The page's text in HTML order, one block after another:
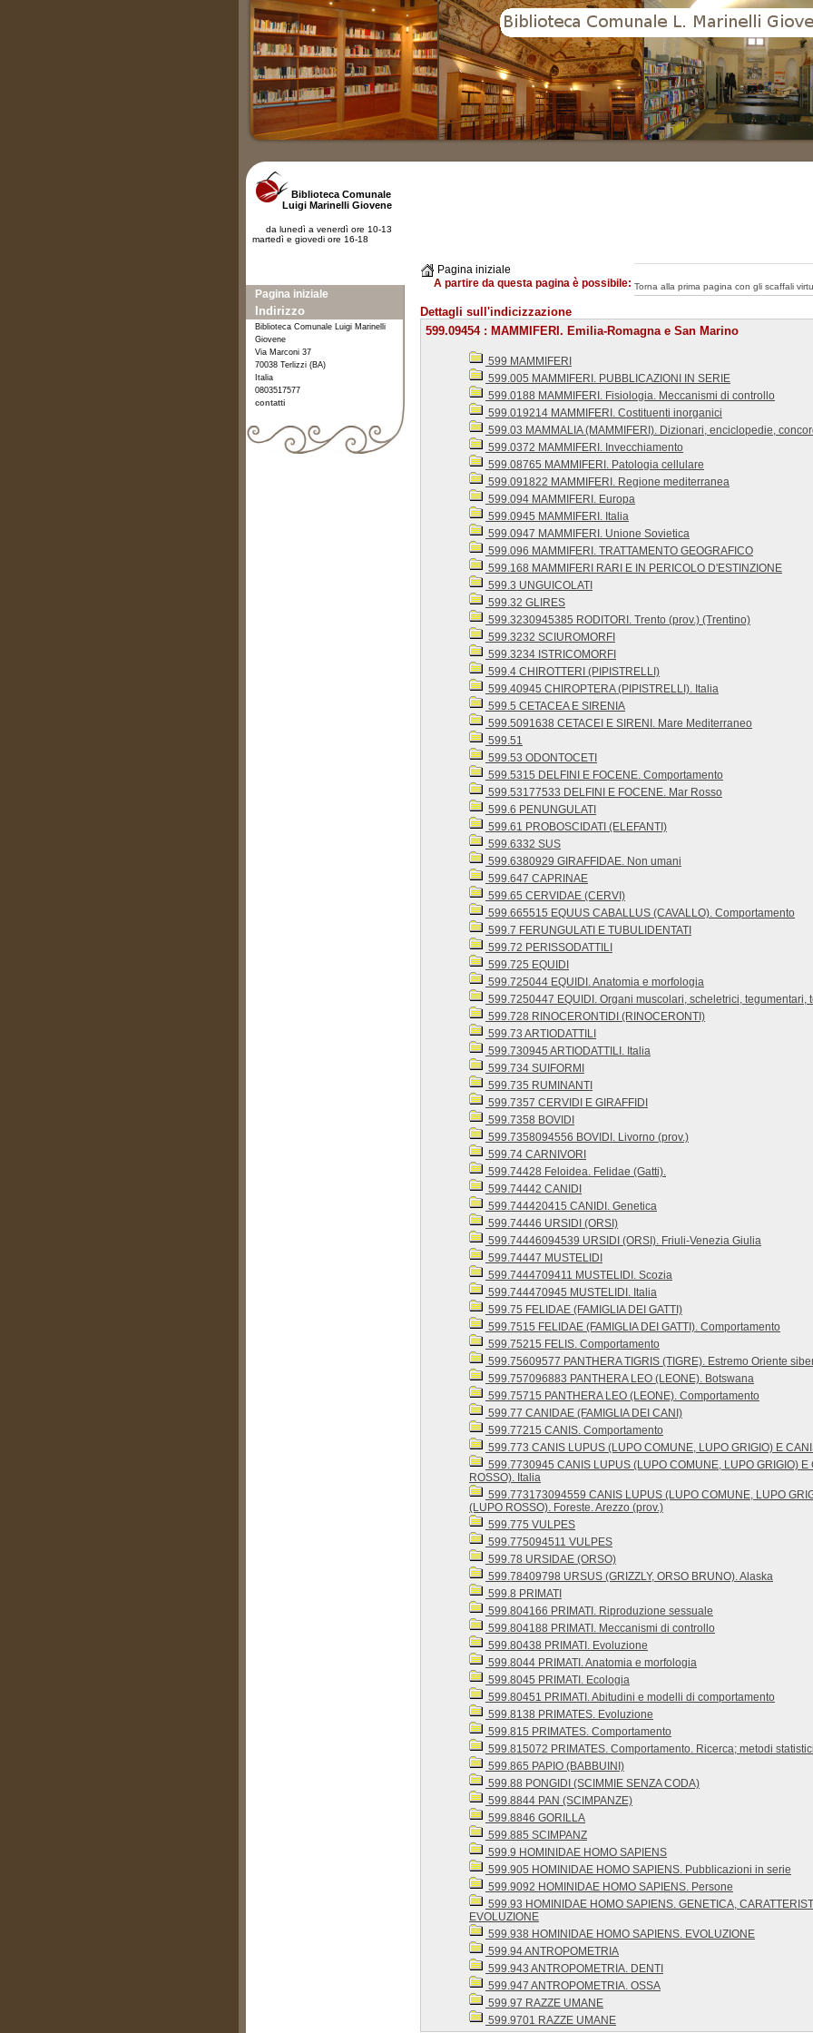
Pagina iniziale
A partire da questa pagina è possibile: Torna alla prima pagina con gli scaffali
Dettagli sull'indicizzazione
599.09454 : MAMMIFERI. Emilia-Romagna e San Marino
599 MAMMIFERI
599.005 MAMMIFERI. PUBBLICAZIONI IN SERIE
599.0188 MAMMIFERI. Fisiologia. Meccanismi di controllo
599.019214 MAMMIFERI. Costituenti inorganici
599.03 MAMMALIA (MAMMIFERI). Dizionari, enciclopedie,
599.0372 MAMMIFERI. Invecchiamento
599.08765 MAMMIFERI. Patologia cellulare
599.091822 MAMMIFERI. Regione mediterranea
599.094 MAMMIFERI. Europa
599.0945 MAMMIFERI. Italia
599.0947 MAMMIFERI. Unione Sovietica
599.096 MAMMIFERI. TRATTAMENTO GEOGRAFICO
599.168 MAMMIFERI RARI E IN PERICOLO D'ESTINZIONE
599.3 UNGUICOLATI
599.32 GLIRES
599.3230945385 RODITORI. Trento (prov.) (Trentino)
599.3232 SCIUROMORFI
599.3234 ISTRICOMORFI
599.4 CHIROTTERI (PIPISTRELLI)
599.40945 CHIROPTERA (PIPISTRELLI). Italia
599.5 CETACEA E SIRENIA
599.5091638 CETACEI E SIRENI. Mare Mediterraneo
599.51
599.53 ODONTOCETI
599.5315 DELFINI E FOCENE. Comportamento
599.53177533 DELFINI E FOCENE. Mar Rosso
599.6 PENUNGULATI
599.61 PROBOSCIDATI (ELEFANTI)
599.6332 SUS
599.6380929 GIRAFFIDAE. Non umani
599.647 CAPRINAE
599.65 CERVIDAE (CERVI)
599.665515 EQUUS CABALLUS (CAVALLO). Comportamento
599.7 FERUNGULATI E TUBULIDENTATI
599.72 PERISSODATTILI
599.725 EQUIDI
599.725044 EQUIDI. Anatomia e morfologia
599.7250447 EQUIDI. Organi muscolari, scheletrici, tegumentari,
599.728 RINOCERONTIDI (RINOCERONTI)
599.73 ARTIODATTILI
599.730945 ARTIODATTILI. Italia
599.734 SUIFORMI
599.735 RUMINANTI
599.7357 CERVIDI E GIRAFFIDI
599.7358 BOVIDI
599.7358094556 BOVIDI. Livorno (prov.)
599.74 CARNIVORI
599.74428 Feloidea. Felidae (Gatti).
599.74442 CANIDI
599.744420415 CANIDI. Genetica
599.74446 URSIDI (ORSI)
599.74446094539 URSIDI (ORSI). Friuli-Venezia Giulia
599.74447 MUSTELIDI
599.7444709411 MUSTELIDI. Scozia
599.744470945 MUSTELIDI. Italia
599.75 FELIDAE (FAMIGLIA DEI GATTI)
599.7515 FELIDAE (FAMIGLIA DEI GATTI). Comportamento
599.75215 FELIS. Comportamento
599.75609577 PANTHERA TIGRIS (TIGRE). Estremo Oriente
599.757096883 PANTHERA LEO (LEONE). Botswana
599.75715 PANTHERA LEO (LEONE). Comportamento
599.77 CANIDAE (FAMIGLIA DEI CANI)
599.77215 CANIS. Comportamento
599.773 CANIS LUPUS (LUPO COMUNE, LUPO GRIGIO) E
599.7730945 CANIS LUPUS (LUPO COMUNE, LUPO GRIGIO) E
ROSSO). Italia
599.773173094559 CANIS LUPUS (LUPO COMUNE, LUPO
(LUPO ROSSO). Foreste. Arezzo (prov.)
599.775 VULPES
599.775094511 VULPES
599.78 URSIDAE (ORSO)
599.78409798 URSUS (GRIZZLY, ORSO BRUNO). Alaska
599.8 PRIMATI
599.804166 PRIMATI. Riproduzione sessuale
599.804188 PRIMATI. Meccanismi di controllo
599.80438 PRIMATI. Evoluzione
599.8044 PRIMATI. Anatomia e morfologia
599.8045 PRIMATI. Ecologia
599.80451 PRIMATI. Abitudini e modelli di comportamento
599.8138 PRIMATES. Evoluzione
599.815 PRIMATES. Comportamento
599.815072 PRIMATES. Comportamento. Ricerca; metodi statistici
599.865 PAPIO (BABBUINI)
599.88 PONGIDI (SCIMMIE SENZA CODA)
599.8844 PAN (SCIMPANZE)
599.8846 GORILLA
599.885 SCIMPANZ
599.9 HOMINIDAE HOMO SAPIENS
599.905 HOMINIDAE HOMO SAPIENS. Pubblicazioni in serie
599.9092 HOMINIDAE HOMO SAPIENS. Persone
599.93 HOMINIDAE HOMO SAPIENS. GENETICA,
EVOLUZIONE
599.938 HOMINIDAE HOMO SAPIENS. EVOLUZIONE
599.94 ANTROPOMETRIA
599.943 ANTROPOMETRIA. DENTI
599.947 ANTROPOMETRIA. OSSA
599.97 RAZZE UMANE
599.9701 RAZZE UMANE
Biblioteca Comunale
Luigi Marinelli Giovene
da lunedì a venerdì ore 10-13
martedì e giovedi ore 16-18
Pagina iniziale
Indirizzo
Biblioteca Comunale Luigi Marinelli
Giovene
Via Marconi 37
70038 Terlizzi (BA)
Italia
0803517577
contatti